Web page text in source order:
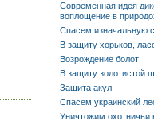
Современная идея
воплощение в
Спасем изначальную
В защиту хорьков,
Возрождение болот
В защиту золотистой
Защита акул
Спасем украинский
Уничтожим